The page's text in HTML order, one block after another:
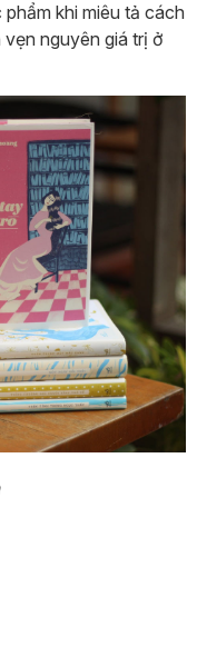
khi miêu tả cách
nguyên giá trị ở